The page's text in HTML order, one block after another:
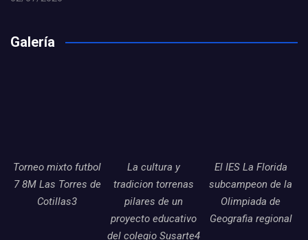
Galería
Torneo mixto futbol
7 8M Las Torres de
Cotillas3
La cultura y
tradicion torrenas
pilares de un
proyecto educativo
del colegio Susarte4
El IES La Florida
subcampeon de la
Olimpiada de
Geografia regional